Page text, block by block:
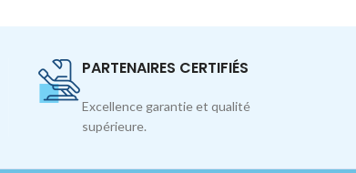
PARTENAIRES CERTIFIÉS
Excellence garantie et qualité
supérieure.